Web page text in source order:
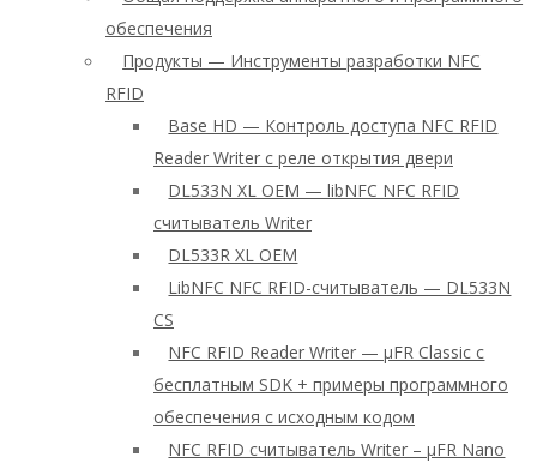
обеспечения
Продукты — Инструменты разработки NFC
RFID
Base HD — Контроль доступа NFC RFID
Reader Writer с реле открытия двери
DL533N XL OEM — libNFC NFC RFID
считыватель Writer
DL533R XL OEM
LibNFC NFC RFID-считыватель — DL533N
CS
NFC RFID Reader Writer — μFR Classic с
бесплатным SDK + примеры программного
обеспечения с исходным кодом
NFC RFID считыватель Writer – μFR Nano